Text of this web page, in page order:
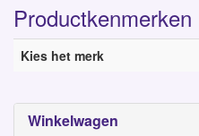
Winkelwagen
Productkenmerken
Kies het merk